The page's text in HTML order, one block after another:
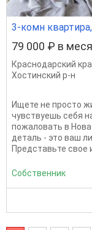
3-комн
79 000 ₽ в
Краснодарский
Хостинский р-н
Ищете не просто
чувствуешь себя
пожаловать в
деталь - это ваш
Представьте свое
Собственник